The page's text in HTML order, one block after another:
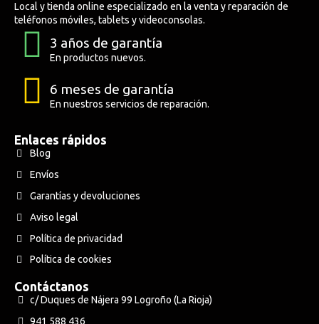
Local y tienda online especializado en la venta y reparación de
teléfonos móviles, tablets y videoconsolas.
3 años de garantía
En productos nuevos.
6 meses de garantía
En nuestros servicios de reparación.
Enlaces rápidos
Blog
Envíos
Garantías y devoluciones
Aviso legal
Política de privacidad
Política de cookies
Contáctanos
c/ Duques de Nájera 99 Logroño (La Rioja)
941 588 436